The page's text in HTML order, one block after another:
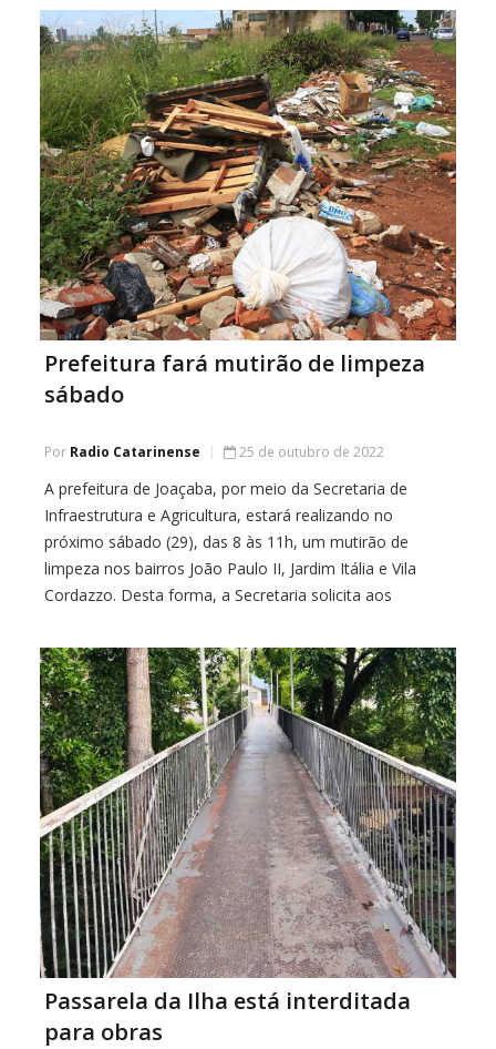
instrumento legal que detalha […]
Prefeitura fará mutirão de limpeza
sábado
Por Radio Catarinense 25 de outubro de 2022
A prefeitura de Joaçaba, por meio da Secretaria de
Infraestrutura e Agricultura, estará realizando no
próximo sábado (29), das 8 às 11h, um mutirão de
limpeza nos bairros João Paulo II, Jardim Itália e Vila
Cordazzo. Desta forma, a Secretaria solicita aos
inservíveis como móveis, colchões velhos, sofás, […]
Passarela da Ilha está interditada
para obras